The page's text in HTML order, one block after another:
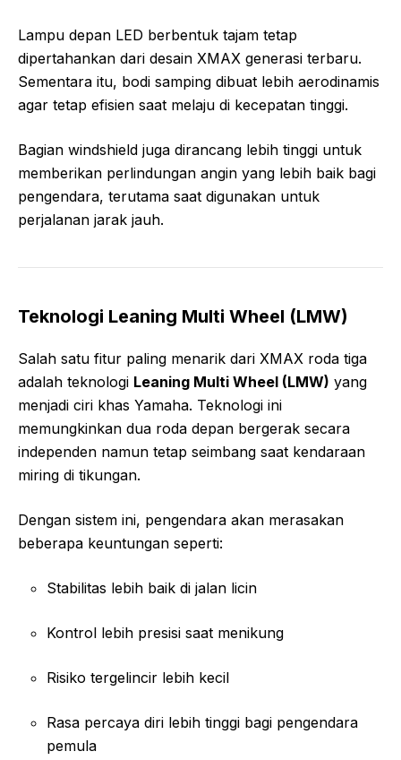
Lampu depan LED berbentuk tajam tetap
dipertahankan dari desain XMAX generasi terbaru.
Sementara itu, bodi samping dibuat lebih aerodinamis
agar tetap efisien saat melaju di kecepatan tinggi.
Bagian windshield juga dirancang lebih tinggi untuk
memberikan perlindungan angin yang lebih baik bagi
pengendara, terutama saat digunakan untuk
perjalanan jarak jauh.
Teknologi Leaning Multi Wheel (LMW)
Salah satu fitur paling menarik dari XMAX roda tiga
adalah teknologi Leaning Multi Wheel (LMW) yang
menjadi ciri khas Yamaha. Teknologi ini
memungkinkan dua roda depan bergerak secara
independen namun tetap seimbang saat kendaraan
miring di tikungan.
Dengan sistem ini, pengendara akan merasakan
beberapa keuntungan seperti:
Stabilitas lebih baik di jalan licin
Kontrol lebih presisi saat menikung
Risiko tergelincir lebih kecil
Rasa percaya diri lebih tinggi bagi pengendara
pemula